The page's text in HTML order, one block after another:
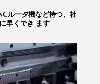
ル一夕機など持つ、社
早くでき ます